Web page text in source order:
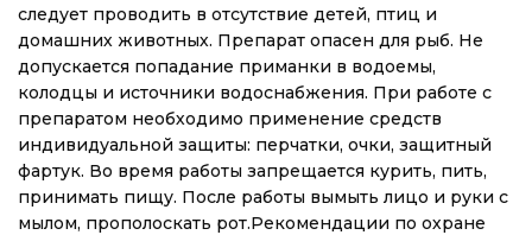
следует проводить в отсутствие детей, птиц и
домашних животных. Препарат опасен для рыб. Не
допускается попадание приманки в водоемы,
колодцы и источники водоснабжения. При работе с
препаратом необходимо применение средств
индивидуальной защиты: перчатки, очки, защитный
фартук. Во время работы запрещается курить, пить,
принимать пищу. После работы вымыть лицо и руки с
мылом, прополоскать рот.Рекомендации по охране